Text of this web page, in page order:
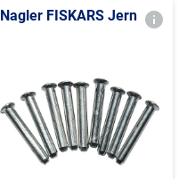
Nagler FISKARS Jern